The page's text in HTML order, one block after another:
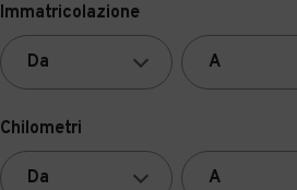
Immatricolazione
Chilometri